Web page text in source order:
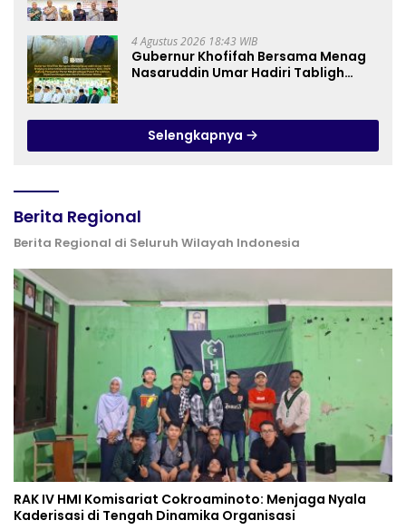
Semangat Kebangsaan
4 Agustus 2026 18:43 WIB
Gubernur Khofifah Bersama Menag
Nasaruddin Umar Hadiri Tabligh
2026: Dukung Penguatan Peran
Masjid sebagai Pusat Peradaban,
Diplomasi Keagamaan dan
Selengkapnya
Berita Regional
Berita Regional di Seluruh Wilayah Indonesia
RAK IV HMI Komisariat Cokroaminoto: Menjaga Nyala
Kaderisasi di Tengah Dinamika Organisasi